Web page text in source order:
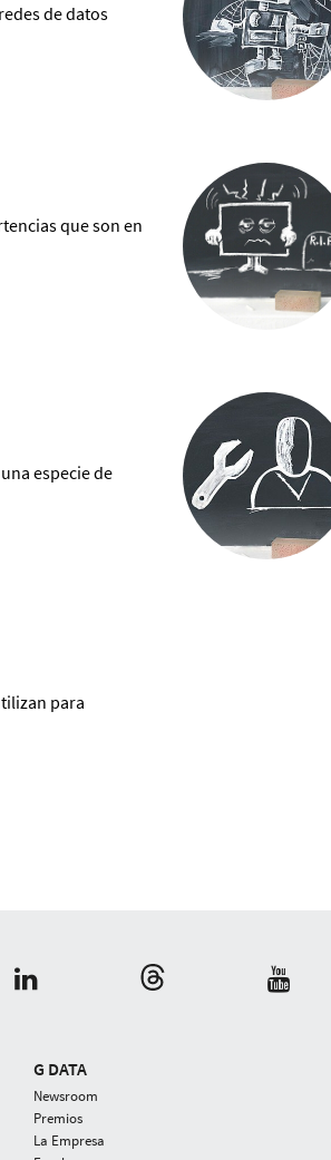
de datos
que son en
especie de
para
G DATA
Newsroom
Premios
La Empresa